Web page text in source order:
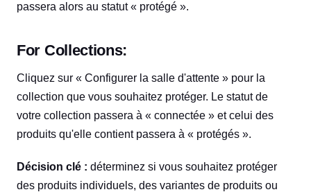
passera alors au statut « protégé ».
For Collections:
Cliquez sur « Configurer la salle d'attente » pour la
collection que vous souhaitez protéger. Le statut de
votre collection passera à « connectée » et celui des
produits qu'elle contient passera à « protégés ».
Décision clé : déterminez si vous souhaitez protéger
des produits individuels, des variantes de produits ou